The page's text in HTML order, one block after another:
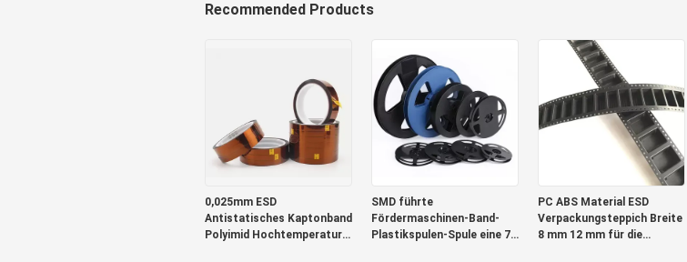
Recommended Products
0,025mm ESD
Antistatisches Kaptonband
Polyimid Hochtemperatur
SMD führte
Fördermaschinen-Band-
Plastikspulen-Spule eine 7
PC ABS Material ESD
Verpackungsteppich Breite
8 mm 12 mm für die